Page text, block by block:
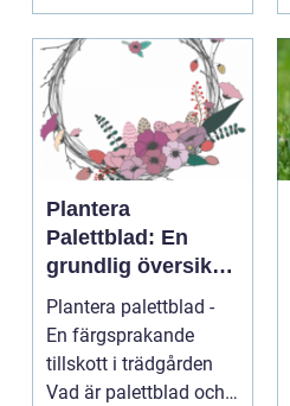
Plantera
Palettblad: En
grundlig översikt
och presentation
Plantera palettblad -
En färgsprakande
tillskott i trädgården
Vad är palettblad och